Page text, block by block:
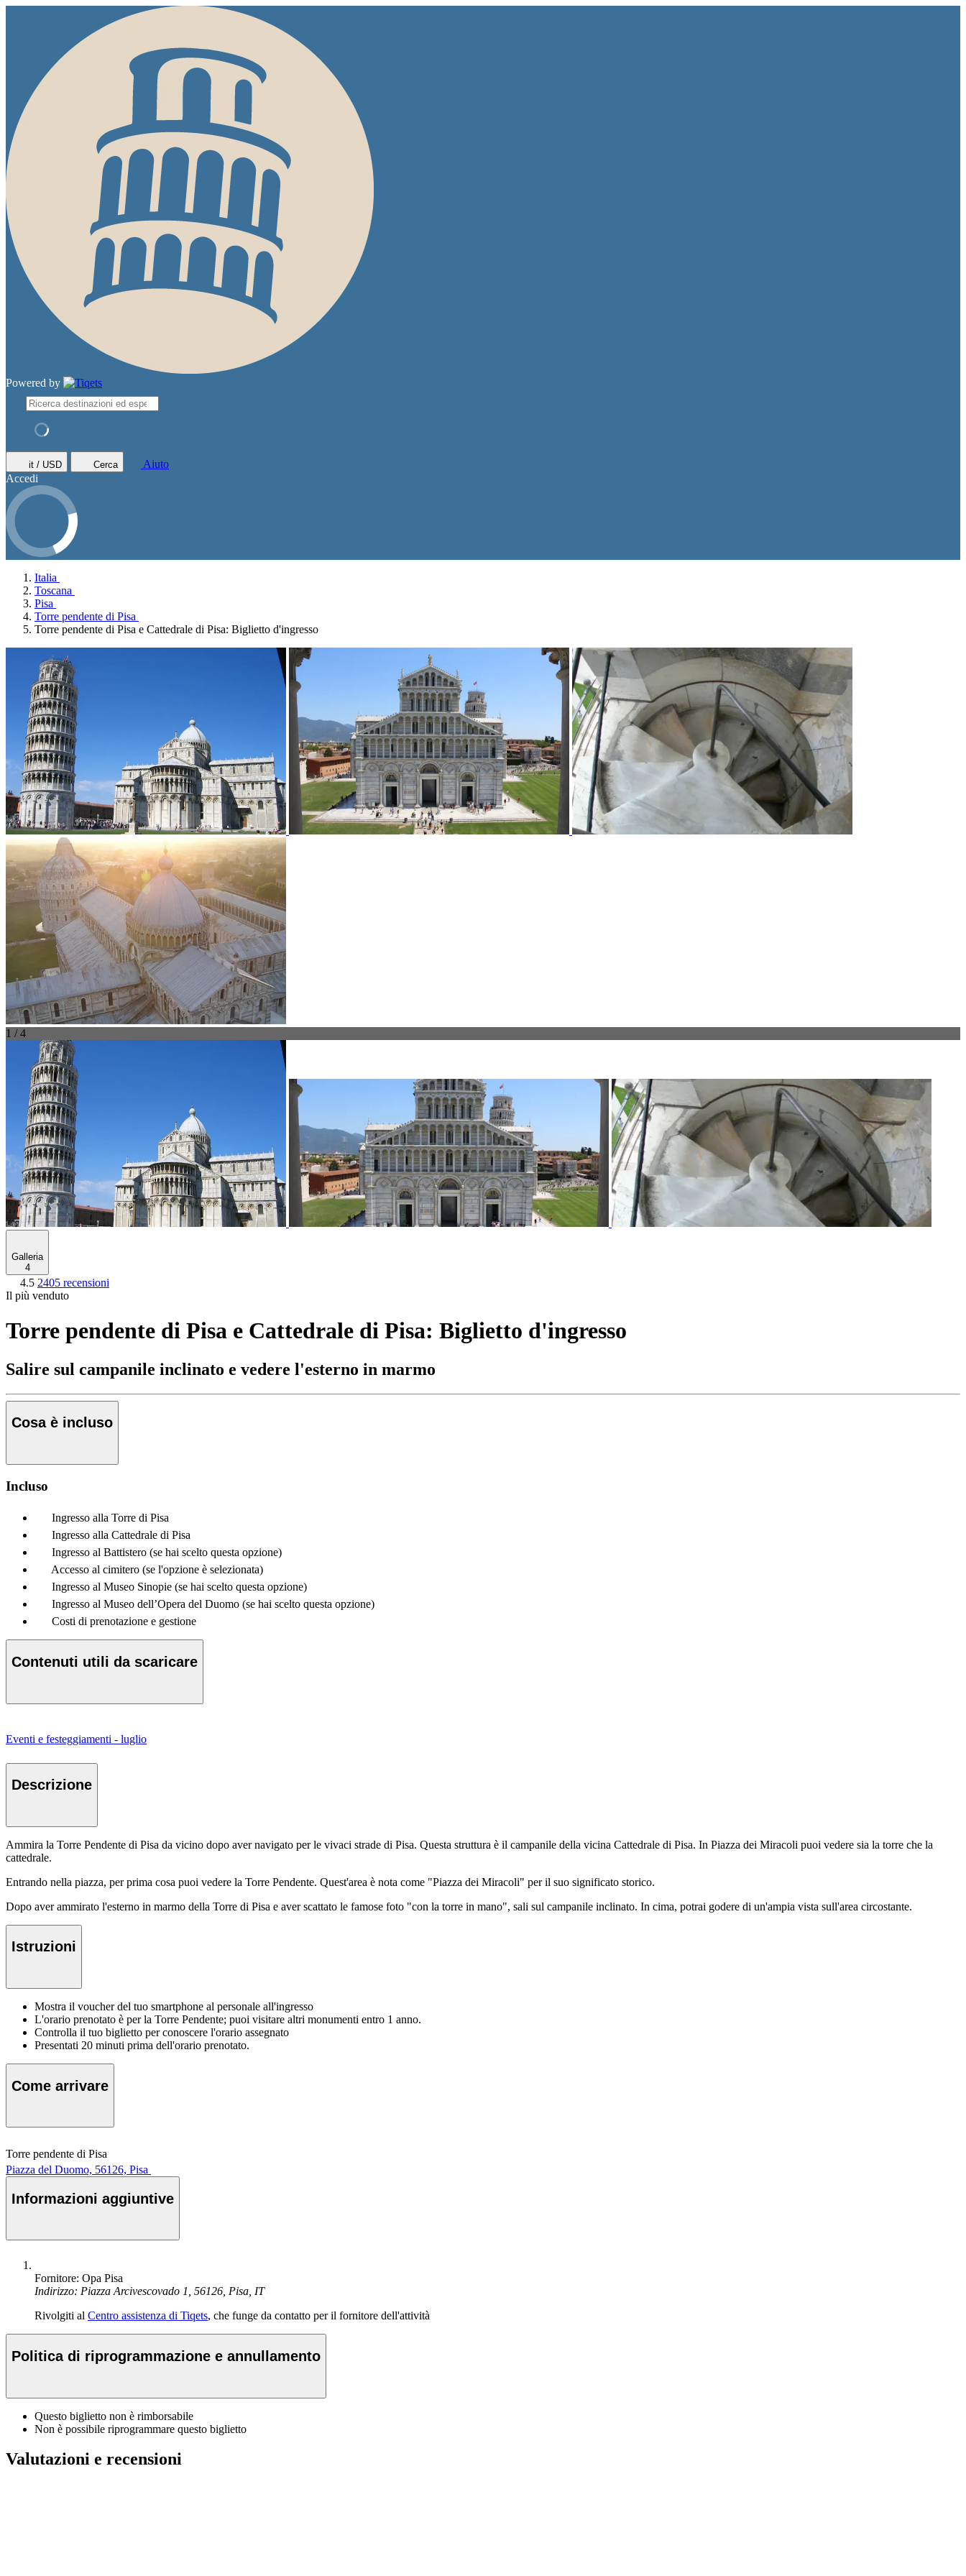
Powered by
it / USD Cerca
Aiuto
Accedi
Italia
Toscana
Pisa
Torre pendente di Pisa
Torre pendente di Pisa e Cattedrale di Pisa: Biglietto d'ingresso
1 / 4
Galleria
4
4.5 2405 recensioni
Il più venduto
Torre pendente di Pisa e Cattedrale di Pisa: Biglietto d'ingresso
Salire sul campanile inclinato e vedere l'esterno in marmo
Cosa è incluso
Incluso
Ingresso alla Torre di Pisa
Ingresso alla Cattedrale di Pisa
Ingresso al Battistero (se hai scelto questa opzione)
Accesso al cimitero (se l'opzione è selezionata)
Ingresso al Museo Sinopie (se hai scelto questa opzione)
Ingresso al Museo dell’Opera del Duomo (se hai scelto questa opzione)
Costi di prenotazione e gestione
Contenuti utili da scaricare
Eventi e festeggiamenti - luglio
Descrizione
Ammira la Torre Pendente di Pisa da vicino dopo aver navigato per le vivaci strade di Pisa. Questa struttura è il campanile della vicina Cattedrale di Pisa. In Piazza dei Miracoli puoi vedere sia la torre che la
cattedrale.
Entrando nella piazza, per prima cosa puoi vedere la Torre Pendente. Quest'area è nota come "Piazza dei Miracoli" per il suo significato storico.
Dopo aver ammirato l'esterno in marmo della Torre di Pisa e aver scattato le famose foto "con la torre in mano", sali sul campanile inclinato. In cima, potrai godere di un'ampia vista sull'area circostante.
Istruzioni
Mostra il voucher del tuo smartphone al personale all'ingresso
L'orario prenotato è per la Torre Pendente; puoi visitare altri monumenti entro 1 anno.
Controlla il tuo biglietto per conoscere l'orario assegnato
Presentati 20 minuti prima dell'orario prenotato.
Come arrivare
Torre pendente di Pisa
Piazza del Duomo, 56126, Pisa
Informazioni aggiuntive
Fornitore: Opa Pisa
Indirizzo: Piazza Arcivescovado 1, 56126, Pisa, IT
Rivolgiti al Centro assistenza di Tiqets, che funge da contatto per il fornitore dell'attività
Politica di riprogrammazione e annullamento
Questo biglietto non è rimborsabile
Non è possibile riprogrammare questo biglietto
Valutazioni e recensioni